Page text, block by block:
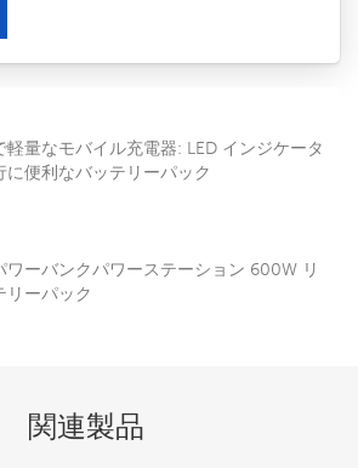
軽量なモバイル充電器: LED インジケータ
に便利なバッテリーパック
ワーバンクパワーステーション 600W リ
リーパック
関連製品